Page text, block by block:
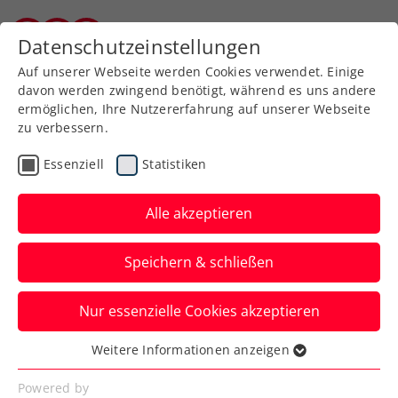
Zurück zur Newsübersicht
Davis Cup
Davis Cup: Österreich
gegen Finnland in
stärkstmöglicher
Besetzung
Jurij Rodionov, Lukas Neumayer, Filip
Misolic, Lucas Miedler und Alexander
Erler bilden das ÖTV-Team.
Datenschutzeinstellungen
Auf unserer Webseite werden Cookies verwendet. Einige
davon werden zwingend benötigt, während es uns andere
ermöglichen, Ihre Nutzererfahrung auf unserer Webseite
zu verbessern.
Essenziell Statistiken
Alle akzeptieren
Speichern & schließen
Nur essenzielle Cookies akzeptieren
Essenziell
Essenzielle Cookies werden für grundlegende
Weitere Informationen anzeigen
Powered by